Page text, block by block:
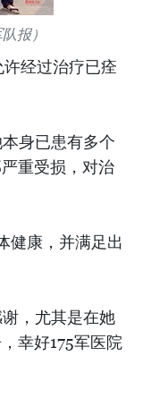
报）
经过治疗已痊
身已患有多个
重受损，对治
健康，并满足出
，尤其是在她
幸好175军医院